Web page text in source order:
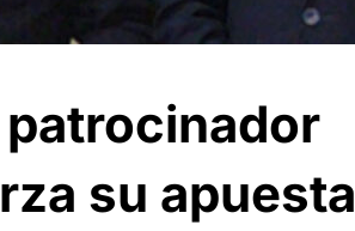
su apuesta